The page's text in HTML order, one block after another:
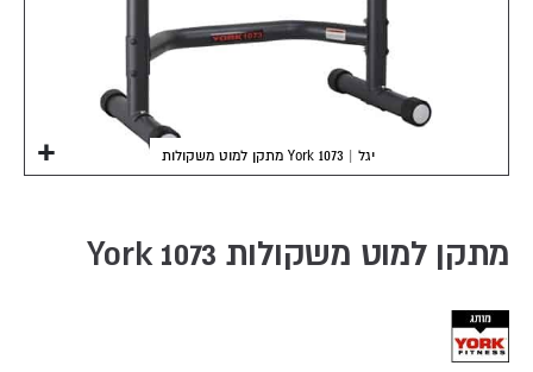
מתקן למוט משקולות York 1073 | יגל
beginning
the
images
gallery
מתקן למוט משקולות York 1073